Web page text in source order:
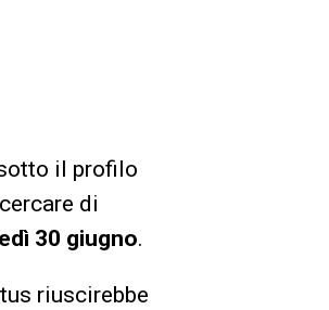
il profilo
di
30 giugno.
riuscirebbe